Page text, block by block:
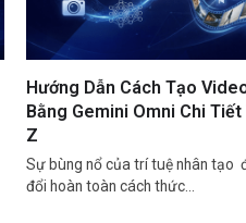
Hướng Dẫn Cách Tạo
Bằng Gemini Omni Chi Tiết
Z
Sự bùng nổ của trí tuệ nhân tạo
đổi hoàn toàn cách thức…